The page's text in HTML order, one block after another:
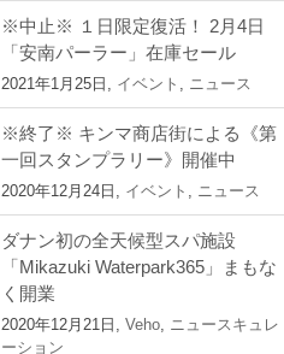
※中止※ １日限定復活！ 2月4日
「安南パーラー」在庫セール
2021年1月25日, イベント ニュース
※終了※ キンマ商店街による《第
一回スタンプラリー》開催中
2020年12月24日, イベント ニュース
ダナン初の全天候型スパ施設
「Mikazuki Waterpark365」まもな
く開業
2020年12月21日, Veho
ニュースキュレ
ーション